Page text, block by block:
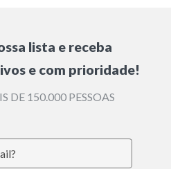
lista e receba
e com prioridade!
DE 150.000 PESSOAS